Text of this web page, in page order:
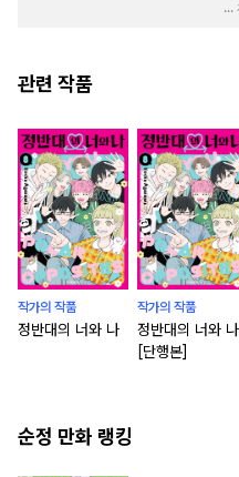
관련 작품
작가의 작품
정반대의 너와 나
작가의 작품
정반대의 너와 나
[단행본]
순정 만화 랭킹